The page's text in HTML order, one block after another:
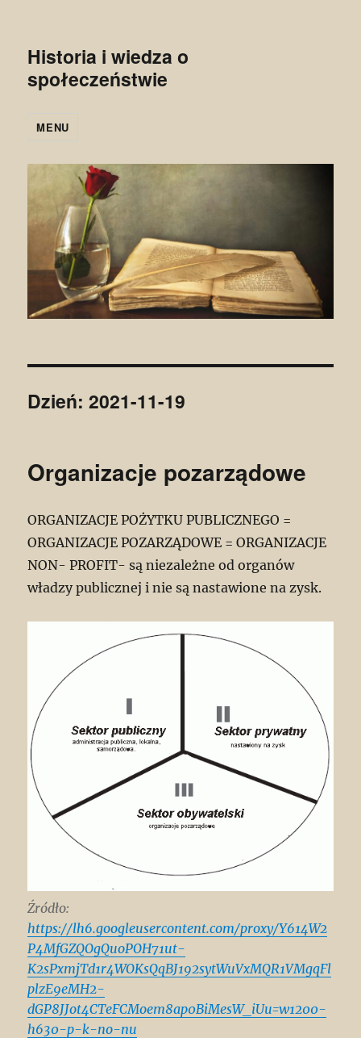
Historia i wiedza o
społeczeństwie
MENU
Dzień:2021-11-19
Organizacje pozarządowe
ORGANIZACJE POŻYTKU PUBLICZNEGO =
ORGANIZACJE POZARZĄDOWE = ORGANIZACJE
NON- PROFIT- są niezależne od organów
władzy publicznej i nie są nastawione na zysk.
Źródło:
https://lh6.googleusercontent.com/proxy/Y614W2
P4MfGZQOgQuoPOH71ut-
K2sPxmjTd1r4WOKsQqBJ192sytWuVxMQR1VMgqFl
plzE9eMH2-
dGP8JJot4CTeFCMoem8ap0BiMesW_iUu=w1200-
h630-p-k-no-nu